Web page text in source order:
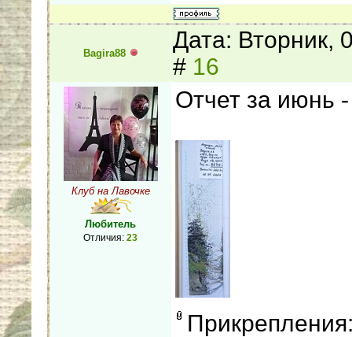
Bagira88
Дата: Вторник,
# 16
Клуб на Лавочке
Любитель
Отличия: 23
Отчет за июнь